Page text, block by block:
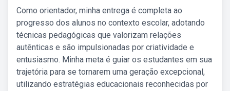
Como orientador, minha entrega é completa ao
progresso dos alunos no contexto escolar, adotando
técnicas pedagógicas que valorizam relações
autênticas e são impulsionadas por criatividade e
entusiasmo. Minha meta é guiar os estudantes em sua
trajetória para se tornarem uma geração excepcional,
utilizando estratégias educacionais reconhecidas por